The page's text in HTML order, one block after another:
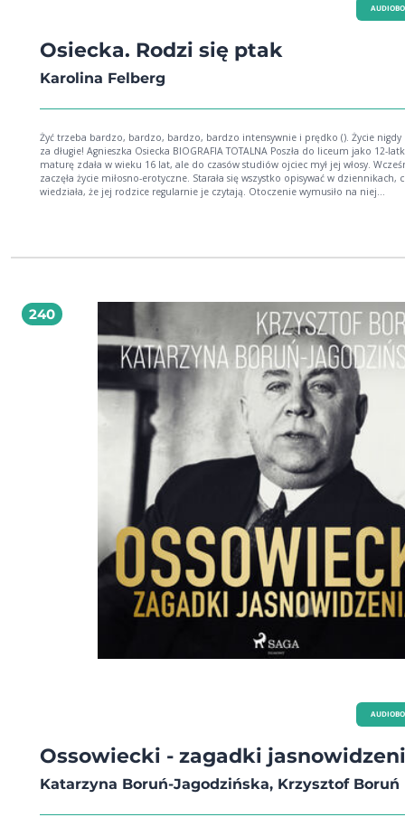
Osiecka. Rodzi się ptak
Karolina Felberg
Żyć trzeba bardzo, bardzo, bardzo, bardzo intensywnie i prędko (). Życie nigdy
za długie! Agnieszka Osiecka BIOGRAFIA TOTALNA Poszła do liceum jako 12-latka,
maturę zdała w wieku 16 lat, ale do czasów studiów ojciec mył jej włosy.
zaczęła życie miłosno-erotyczne. Starała się wszystko opisywać w dziennikach,
wiedziała, że jej rodzice regularnie je czytają. Otoczenie wymusiło na niej
dzienników Agnieszki Osieckiej, poznała całą jej twórczość i wszystkie sekretne
warstwą jej twórczości. Felberg ukazuje zaskakujące prekursorstwo swojej
choćby jako autorki pierwszej w Polsce autofikcji. Osiecka zawsze wyprzedzała swoje
czasy, a teraz dzięki opowieści o początkach jej życia i kariery możemy w końcu
zrozumieć skomplikowane wybory dorosłej poetki. Karolina Felberg, ur. 1981,
historyczka literatury, wybitna krytyczka literacka i publicystka oraz doktorka
humanistycznych. Wieloletnia współpracowniczka Fundacji Okularnicy. Jedna z
największych znawczyń twórczości Agnieszki Osieckiej, edytorka jej
Autorka książki Koleżanka. Wspomnienia o Agnieszce Osieckiej. Pracuje nad
240
Ossowiecki - zagadki
Katarzyna Boruń-Jagodzińska, Krzysztof Boruń